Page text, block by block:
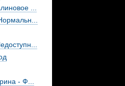
...
- Ф...